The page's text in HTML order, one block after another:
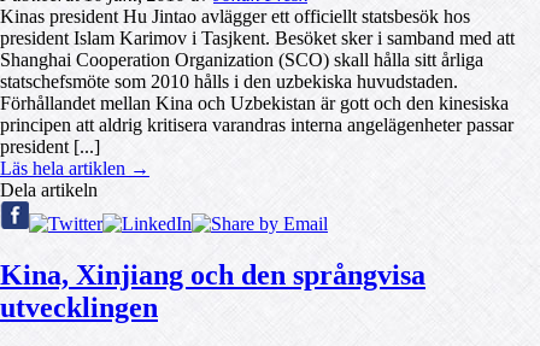
Kinas president Hu Jintao avlägger ett officiellt statsbesök hos
president Islam Karimov i Tasjkent. Besöket sker i samband med att
Shanghai Cooperation Organization (SCO) skall hålla sitt årliga
statschefsmöte som 2010 hålls i den uzbekiska huvudstaden.
Förhållandet mellan Kina och Uzbekistan är gott och den kinesiska
principen att aldrig kritisera varandras interna angelägenheter passar
president [...]
Läs hela artiklen →
Dela artikeln
Kina, Xinjiang och den språngvisa
utvecklingen